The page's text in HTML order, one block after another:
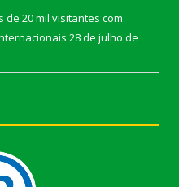
de 20 mil visitantes com
28 de julho de